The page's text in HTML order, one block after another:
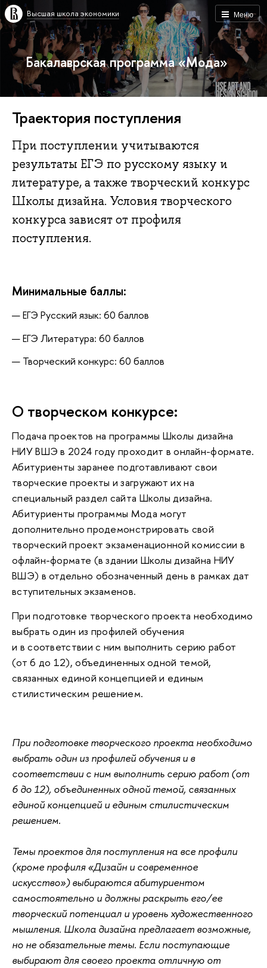
Меню
Высшая школа экономики
Бакалаврская программа «Мода»
Траектория поступления
При поступлении учитываются
результаты ЕГЭ по русскому языку и
литературе, а также творческий конкурс
Школы дизайна. Условия творческого
конкурса зависят от профиля
поступления.
Минимальные баллы:
ЕГЭ Русский язык: 60 баллов
ЕГЭ Литература: 60 баллов
Творческий конкурс: 60 баллов
О творческом конкурсе:
Подача проектов на программы Школы дизайна
НИУ ВШЭ в 2024 году проходит в онлайн-формате.
Абитуриенты заранее подготавливают свои
творческие проекты и загружают их на
специальный раздел сайта Школы дизайна.
Абитуриенты программы Мода могут
дополнительно продемонстрировать свой
творческий проект экзаменационной комиссии в
офлайн-формате (в здании Школы дизайна НИУ
ВШЭ) в отдельно обозначенный день в рамках дат
вступительных экзаменов.
При подготовке творческого проекта необходимо
выбрать один из профилей обучения
и в соответствии с ним выполнить серию работ
(от 6 до 12), объединенных одной темой,
связанных единой концепцией и единым
стилистическим решением.
При подготовке творческого проекта необходимо
выбрать один из профилей обучения и в
соответствии с ним выполнить серию работ (от
6 до 12), объединенных одной темой, связанных
единой концепцией и единым стилистическим
решением.
Темы проектов для поступления на все профили
(кроме профиля «Дизайн и современное
искусство») выбираются абитуриентом
самостоятельно и должны раскрыть его/ее
творческий потенциал и уровень художественного
мышления. Школа дизайна предлагает возможные,
но не обязательные темы. Если поступающие
выбирают для своего проекта отличную от